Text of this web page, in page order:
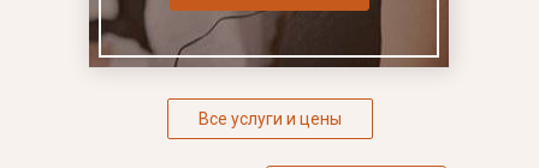
Все услуги и цены